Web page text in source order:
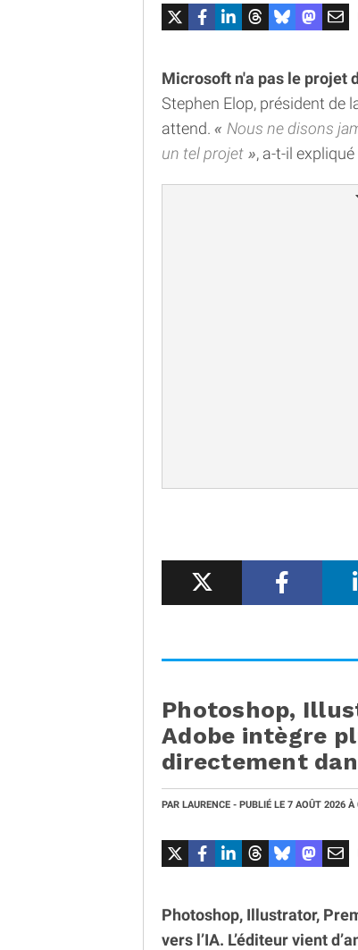
Microsoft n'a pas le projet
Stephen Elop, président de
attend.
Nous ne disons
un tel projet
, a-t-il
Photoshop,
Adobe intègre
directement
PAR LAURENCE - PUBLIÉ LE 7 AOÛT 2026 À
Photoshop, Illustrator,
vers l’IA. L’éditeur vient